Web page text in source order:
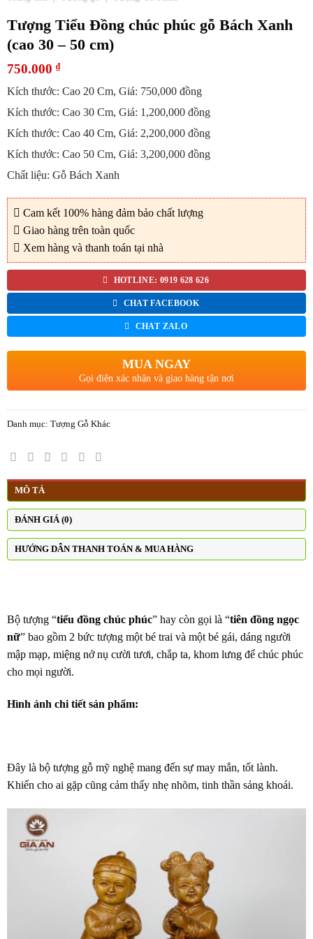
Tượng Tiểu Đồng chúc phúc gỗ Bách Xanh
(cao 30 – 50 cm)
750.000 ₫
Kích thước: Cao 20 Cm, Giá: 750,000 đồng
Kích thước: Cao 30 Cm, Giá: 1,200,000 đồng
Kích thước: Cao 40 Cm, Giá: 2,200,000 đồng
Kích thước: Cao 50 Cm, Giá: 3,200,000 đồng
Chất liệu: Gỗ Bách Xanh
Cam kết 100% hàng đảm bảo chất lượng
Giao hàng trên toàn quốc
Xem hàng và thanh toán tại nhà
HOTLINE: 0919 628 626
CHAT FACEBOOK
CHAT ZALO
MUA NGAY
Gọi điện xác nhận và giao hàng tận nơi
Danh mục: Tượng Gỗ Khác
MÔ TẢ
ĐÁNH GIÁ (0)
HƯỚNG DẪN THANH TOÁN & MUA HÀNG
Bộ tượng “tiểu đồng chúc phúc” hay còn gọi là “tiên đồng ngọc
nữ” bao gồm 2 bức tượng một bé trai và một bé gái, dáng người
mập mạp, miệng nở nụ cười tươi, chắp ta, khom lưng để chúc phúc
cho mọi người.
Hình ảnh chi tiết sản phẩm:
Đây là bộ tượng gỗ mỹ nghệ mang đến sự may mắn, tốt lành.
Khiến cho ai gặp cũng cảm thấy nhẹ nhõm, tinh thần sảng khoái.